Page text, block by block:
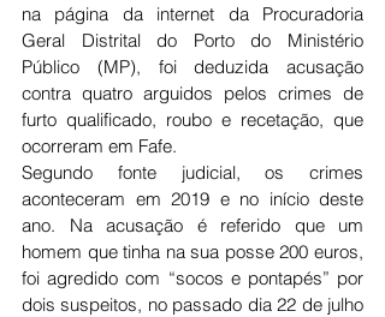
na página da internet da Procuradoria
Geral Distrital do Porto do Ministério
Público (MP), foi deduzida acusação
contra quatro arguidos pelos crimes de
furto qualificado, roubo e recetação, que
ocorreram em Fafe.
Segundo fonte judicial, os crimes
aconteceram em 2019 e no início deste
ano. Na acusação é referido que um
homem que tinha na sua posse 200 euros,
foi agredido com “socos e pontapés” por
dois suspeitos, no passado dia 22 de julho